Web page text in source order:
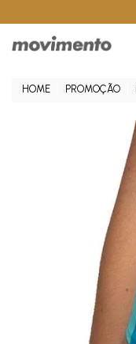
PROMOÇÃO